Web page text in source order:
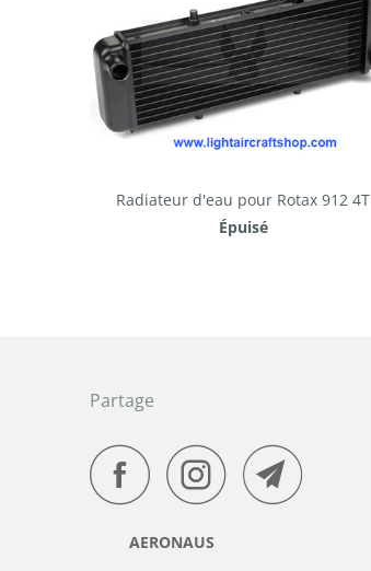
Radiateur d'eau pour Rotax 912 4T
Épuisé
Partage
AERONAUS